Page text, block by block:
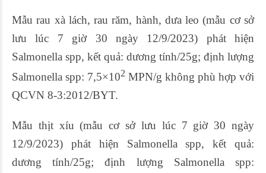
Mẫu rau xà lách, rau răm, hành, dưa leo (mẫu cơ sở
lưu lúc 7 giờ 30 ngày 12/9/2023) phát hiện
Salmonella spp, kết quả: dương tính/25g; định lượng
Salmonella spp: 7,5×102 MPN/g không phù hợp với
QCVN 8-3:2012/BYT.
Mẫu thịt xíu (mẫu cơ sở lưu lúc 7 giờ 30 ngày
12/9/2023) phát hiện Salmonella spp, kết quả:
dương tính/25g; định lượng Salmonella spp: